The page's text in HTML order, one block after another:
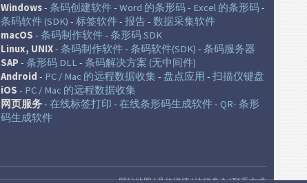
Windows- 条码创建软件- Word 的条形码- Excel 的条形码-
条码软件 (SDK) - 标签软件- 报告- 数据采集软件
macOS - 条码制作软件- 条形码 SDK
Linux, UNIX- 条码制作软件- 条码软件(SDK) - 条码服务器
SAP- 条形码 DLL- 条码解决方案 (无中间件)
Android - PC / Mac 的远程数据收集- 盘点应用 - 扫描仪键盘
iOS - PC / Mac 的远程数据收集
网页服务- 在线标签打印 - 在线条形码生成软件- QR- 条形
码生成软件